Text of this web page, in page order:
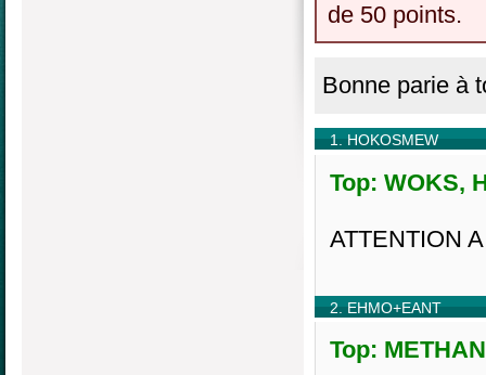
de 50 points.
Bonne parie à
1. HOKOSMEW
Top: WOKS,
ATTENTION
2. EHMO+EANT
Top: